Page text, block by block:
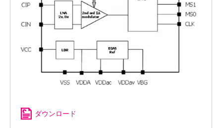
ダウンロード